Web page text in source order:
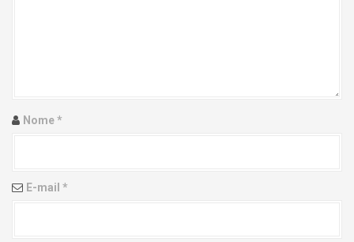
i
n
Nome*
E-mail *